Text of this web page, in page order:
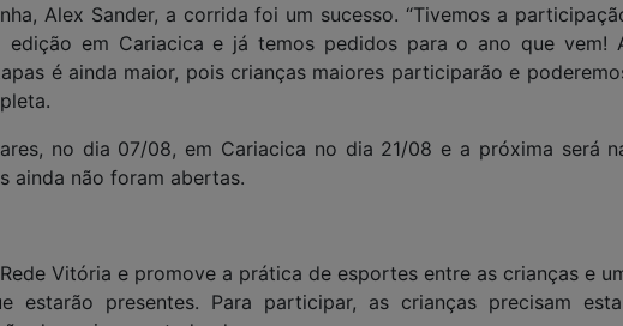
Alex Sander, a corrida foi um sucesso. “Tivemos a
edição em Cariacica e já temos pedidos para o ano que vem!
é ainda maior, pois crianças maiores participarão e
no dia 07/08, em Cariacica no dia 21/08 e a próxima será
ainda não foram abertas.
Vitória e promove a prática de esportes entre as crianças e
presentes. Para participar, as crianças precisam